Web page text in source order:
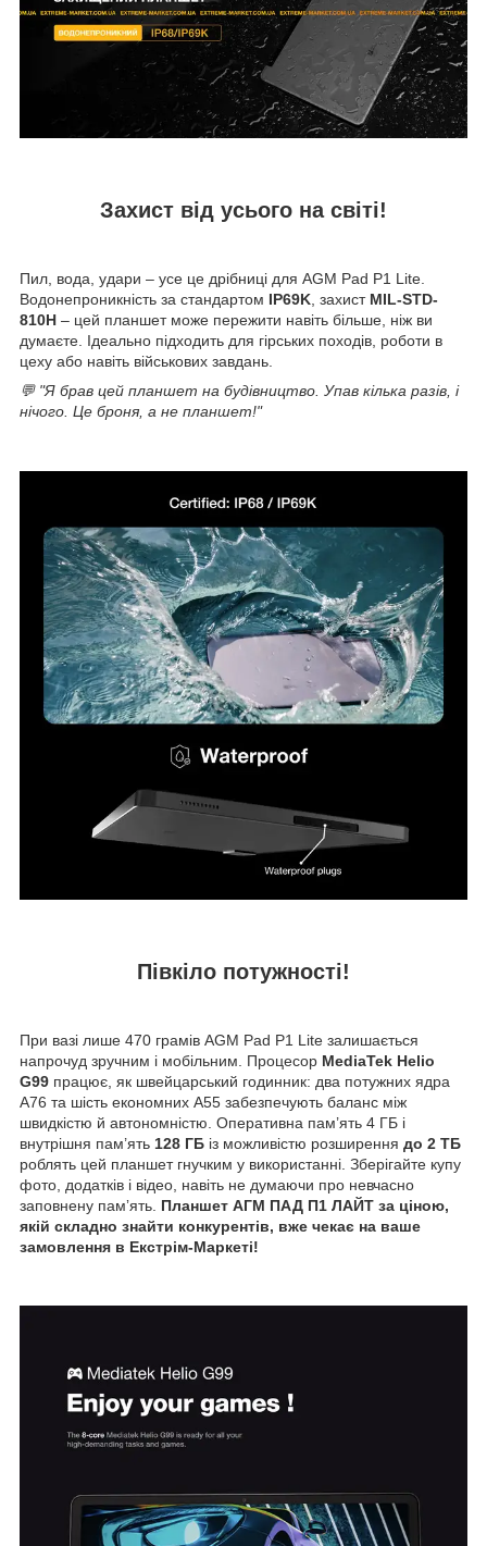
Захист від усього на світі!
Пил, вода, удари – усе це дрібниці для AGM Pad P1 Lite.
Водонепроникність за стандартом IP69K , захист MIL-STD-
810H – цей планшет може пережити навіть більше, ніж ви
думаєте. Ідеально підходить для гірських походів, роботи в
цеху або навіть військових завдань.
💬 "Я брав цей планшет на будівництво. Упав кілька разів, і
нічого. Це броня, а не планшет!"
Півкіло потужності!
При вазі лише 470 грамів AGM Pad P1 Lite залишається
напрочуд зручним і мобільним. Процесор MediaTek Helio
G99 працює, як швейцарський годинник: два потужних ядра
A76 та шість економних A55 забезпечують баланс між
швидкістю й автономністю. Оперативна пам’ять 4 ГБ і
внутрішня пам’ять 128 ГБ із можливістю розширення до 2 ТБ
роблять цей планшет гнучким у використанні. Зберігайте купу
фото, додатків і відео, навіть не думаючи про невчасно
заповнену памʼять. Планшет АГМ ПАД П1 ЛАЙТ за ціною,
якій складно знайти конкурентів, вже чекає на ваше
замовлення в Екстрім-Маркеті!